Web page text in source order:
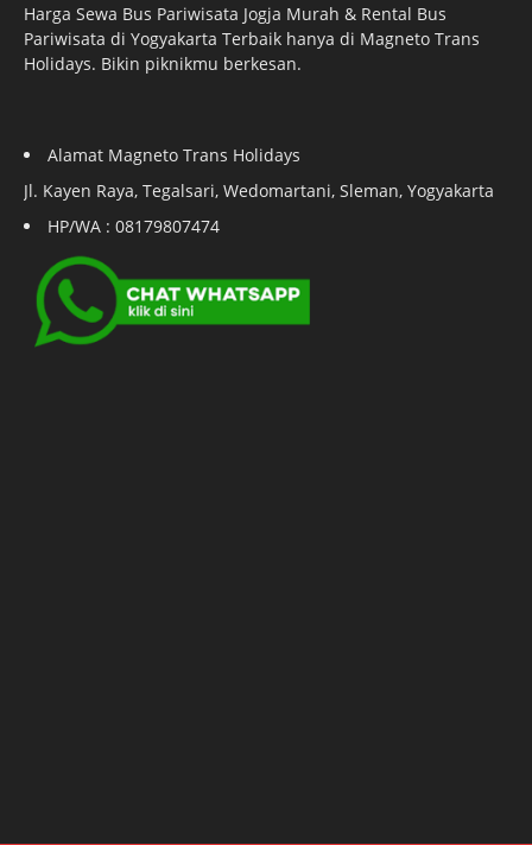
Harga Sewa Bus Pariwisata Jogja Murah & Rental Bus
Pariwisata di Yogyakarta Terbaik hanya di Magneto Trans
Holidays. Bikin piknikmu berkesan.
Alamat Magneto Trans Holidays
Jl. Kayen Raya, Tegalsari, Wedomartani, Sleman, Yogyakarta
HP/WA : 08179807474